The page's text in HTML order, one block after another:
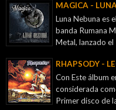
MAGICA -
Luna Nebuna es
banda Rumana
Metal, lanzado el
RHAPSODY -
Con Este álbum
considerada
Primer disco de